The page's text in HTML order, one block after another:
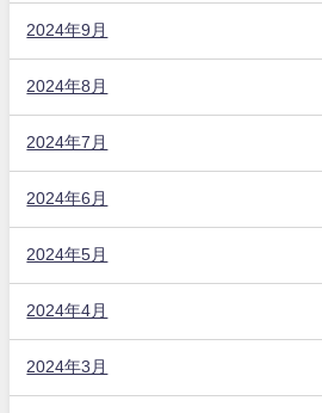
2024年9月
2024年8月
2024年7月
2024年6月
2024年5月
2024年4月
2024年3月